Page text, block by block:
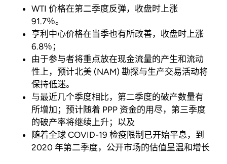
WTI 价格在第二季度反弹，收盘时上涨
91.7％。
亨利中心价格在当季也有所改善，收盘时上涨
6.8％；
由于参与者将重点放在现金流量的产生和流动
性上，预计北美 (NAM) 勘探与生产交易活动将
保持低迷。
与最近几个季度相比，第二季度的破产数量有
所增加；预计随着 PPP 资金的用尽，第三季度
的破产率将继续上升；以及
随着全球 COVID-19 检疫限制已开始平息，到
2020 年第二季度，公开市场的估值呈温和增长